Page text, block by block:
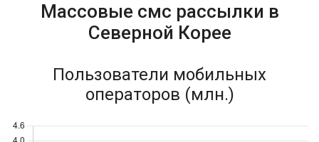
Массовые смс рассылки в
Северной Корее
Пользователи мобильных
операторов (млн.)